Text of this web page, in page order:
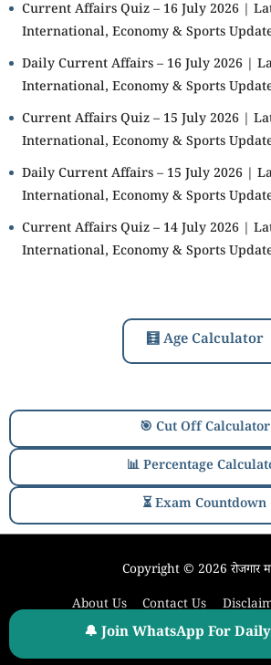
🔔 Join WhatsApp For
Current Affairs Quiz – 16 July 2026 |
International, Economy & Sports
Daily Current Affairs – 16 July 2026 |
International, Economy & Sports
Current Affairs Quiz – 15 July 2026 |
International, Economy & Sports
Daily Current Affairs – 15 July 2026 |
International, Economy & Sports
Current Affairs Quiz – 14 July 2026 |
International, Economy & Sports
🧮 Age Calculator
🎯 Cut Off Calculator
📊 Percentage
⏳ Exam Countdown
Copyright © 2026रोजगार
About Us
Contact Us
Our Privacy Policy